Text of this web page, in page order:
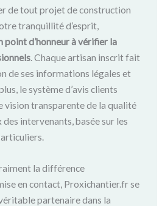
de tout projet de construction
tranquillité d’esprit,
d’honneur à vérifier la
. Chaque artisan inscrit fait
de ses informations légales et
le système d’avis clients
vision transparente de la qualité
intervenants, basée sur les
la différence
en contact, Proxichantier.fr se
partenaire dans la